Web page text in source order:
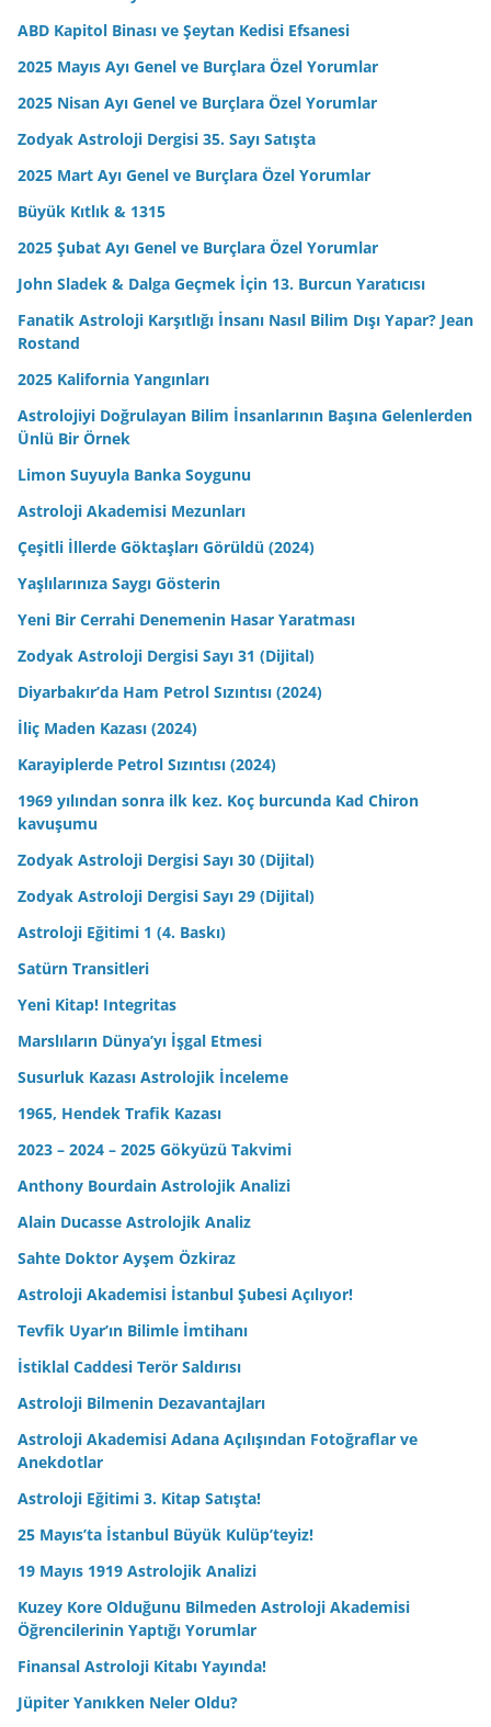
ABD Kapitol Binası ve Şeytan Kedisi Efsanesi
2025 Mayıs Ayı Genel ve Burçlara Özel Yorumlar
2025 Nisan Ayı Genel ve Burçlara Özel Yorumlar
Zodyak Astroloji Dergisi 35. Sayı Satışta
2025 Mart Ayı Genel ve Burçlara Özel Yorumlar
Büyük Kıtlık & 1315
2025 Şubat Ayı Genel ve Burçlara Özel Yorumlar
John Sladek & Dalga Geçmek İçin 13. Burcun Yaratıcısı
Fanatik Astroloji Karşıtlığı İnsanı Nasıl Bilim Dışı Yapar? Jean
Rostand
2025 Kalifornia Yangınları
Astrolojiyi Doğrulayan Bilim İnsanlarının Başına Gelenlerden
Ünlü Bir Örnek
Limon Suyuyla Banka Soygunu
Astroloji Akademisi Mezunları
Çeşitli İllerde Göktaşları Görüldü (2024)
Yaşlılarınıza Saygı Gösterin
Yeni Bir Cerrahi Denemenin Hasar Yaratması
Zodyak Astroloji Dergisi Sayı 31 (Dijital)
Diyarbakır’da Ham Petrol Sızıntısı (2024)
İliç Maden Kazası (2024)
Karayiplerde Petrol Sızıntısı (2024)
1969 yılından sonra ilk kez. Koç burcunda Kad Chiron
kavuşumu
Zodyak Astroloji Dergisi Sayı 30 (Dijital)
Zodyak Astroloji Dergisi Sayı 29 (Dijital)
Astroloji Eğitimi 1 (4. Baskı)
Satürn Transitleri
Yeni Kitap! Integritas
Marslıların Dünya’yı İşgal Etmesi
Susurluk Kazası Astrolojik İnceleme
1965, Hendek Trafik Kazası
2023 – 2024 – 2025 Gökyüzü Takvimi
Anthony Bourdain Astrolojik Analizi
Alain Ducasse Astrolojik Analiz
Sahte Doktor Ayşem Özkiraz
Astroloji Akademisi İstanbul Şubesi Açılıyor!
Tevfik Uyar’ın Bilimle İmtihanı
İstiklal Caddesi Terör Saldırısı
Astroloji Bilmenin Dezavantajları
Astroloji Akademisi Adana Açılışından Fotoğraflar ve
Anekdotlar
Astroloji Eğitimi 3. Kitap Satışta!
25 Mayıs’ta İstanbul Büyük Kulüp’teyiz!
19 Mayıs 1919 Astrolojik Analizi
Kuzey Kore Olduğunu Bilmeden Astroloji Akademisi
Öğrencilerinin Yaptığı Yorumlar
Finansal Astroloji Kitabı Yayında!
Jüpiter Yanıkken Neler Oldu?